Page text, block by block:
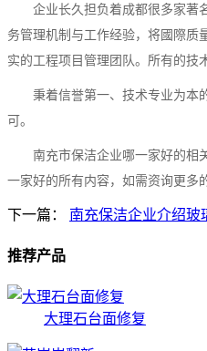
企业长久担负着成都很多家著
务管理机制与工作经验，将國際质
实的工程项目管理团队。所有的技
秉着信誉第一、技术专业为本
可。
南充市保洁企业哪一家好的相
一家好的所有内容，如需资询更多
下一篇： 南充保洁企业介绍玻
推荐产品
大理石台面修复